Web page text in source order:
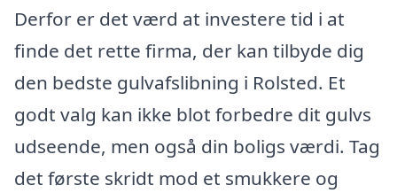
Derfor er det værd at investere tid i at
finde det rette firma, der kan tilbyde dig
den bedste gulvafslibning i Rolsted. Et
godt valg kan ikke blot forbedre dit gulvs
udseende, men også din boligs værdi. Tag
det første skridt mod et smukkere og